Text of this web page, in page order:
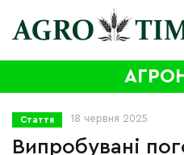
Стаття 18 червня 2025
Випробувані